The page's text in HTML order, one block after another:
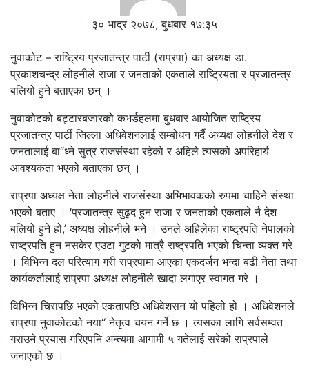
३० भाद्र २०७८, बुधबार १७:३५
नुवाकोट – राष्ट्रिय प्रजातन्त्र पार्टी (राप्रपा) का अध्यक्ष डा.
प्रकाशचन्द्र लोहनीले राजा र जनताको एकताले राष्ट्रियता र प्रजातन्त्र
बलियो हुने बताएका छन् ।
नुवाकोटको बट्टारबजारको कभर्डहलमा बुधबार आयोजित राष्ट्रिय
प्रजातन्त्र पार्टी जिल्ला अधिवेशनलाई सम्बोधन गर्दै अध्यक्ष लोहनीले देश र
जनतालाई बा“ध्ने सुत्र राजसंस्था रहेको र अहिले त्यसको अपरिहार्य
आवश्यकता भएको बताएका छन् ।
राप्रपा अध्यक्ष नेता लोहनीले राजसंस्था अभिभावकको रुपमा चाहिने संस्था
भएको बताए । ‘प्रजातन्त्र सुढृद हुन राजा र जनताको एकताले नै देश
बलियो हुने हो,’ अध्यक्ष लोहनीले भने । उनले अहिलेका राष्ट्रपति नेपालको
राष्ट्रपति हुन नसकेर एउटा गुटको मात्रै राष्ट्रपति भएको चिन्ता व्यक्त गरे
। विभिन्न दल परित्याग गरी राप्रपामा आएका एकदर्जन भन्दा बढी नेता तथा
कार्यकर्तालाई राप्रपा अध्यक्ष लोहनीले खादा लगाएर स्वागत गरे ।
विभिन्न चिरापछि भएको एकतापछि अधिवेशसन यो पहिलो हो । अधिवेशनले
राप्रपा नुवाकोटको नया“ नेतृत्व चयन गर्ने छ । त्यसका लागि सर्वसम्वत
गराउने प्रयास गरिएपनि अन्त्यमा आगामी ५ गतेलाई सरेको राप्रपाले
जनाएको छ ।